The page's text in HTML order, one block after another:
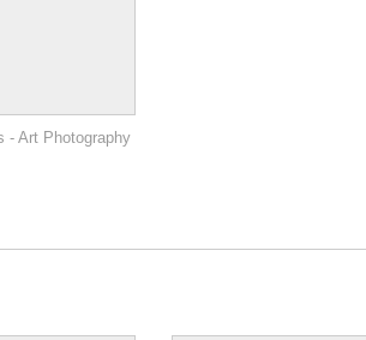
- Art Photography